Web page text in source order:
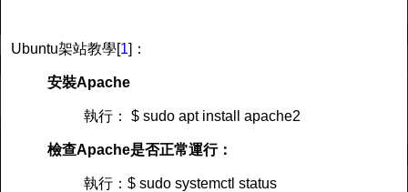
Ubuntu架站教學[1]：
安裝Apache
執行： $ sudo apt install apache2
檢查Apache是否正常運行：
執行：$ sudo systemctl status